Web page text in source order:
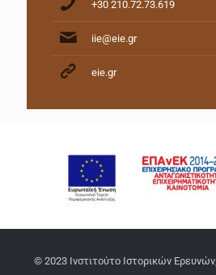
+30 210.72.73.619
iie@eie.gr
eie.gr
© 2023 Ινστιτούτο Ιστορικών